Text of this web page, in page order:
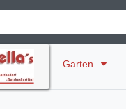
Garten